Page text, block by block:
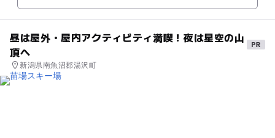
昼は屋外・屋内アクティビティ満喫！夜は星空の山
頂へ
新潟県南魚沼郡湯沢町